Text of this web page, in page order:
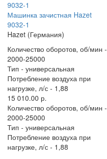
Машинка зачистная Hazet
9032-1
Hazet (Германия)
Количество оборотов, об/мин -
2000-25000
Тип - универсальная
Потребление воздуха при
нагрузке, л/с - 1,88
15 010.00 р.
Количество оборотов, об/мин -
2000-25000
Тип - универсальная
Потребление воздуха при
нагрузке, л/с - 1,88